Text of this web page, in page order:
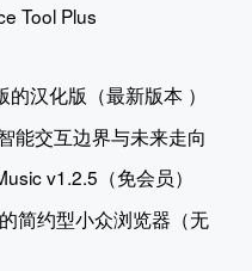
Tool Plus
汉化版（最新版本 ）
能交互边界与未来走向
v1.2.5（免会员）
简约型小众浏览器（无